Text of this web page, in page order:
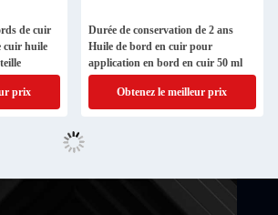
de cuir
cuir huile
prix
Durée de conservation de 2 ans
Huile de bord en cuir pour
application en bord en cuir 50 ml
Obtenez le meilleur prix